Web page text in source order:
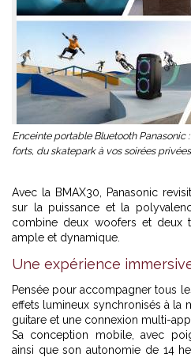
Enceinte portable Bluetooth Panasonic
forts, du skatepark à vos soirées
Avec la BMAX30, Panasonic
sur la puissance et la
combine deux woofers et deux
ample et dynamique.
Une expérience
Pensée pour accompagner tous
effets lumineux synchronisés à la
guitare et une connexion multi-
Sa conception mobile, avec
ainsi que son autonomie de 14